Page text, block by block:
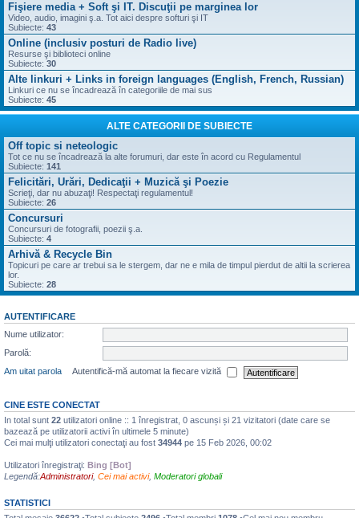
Fişiere media + Soft şi IT. Discuţii pe marginea lor
Video, audio, imagini ş.a. Tot aici despre softuri şi IT
Subiecte: 43
Online (inclusiv posturi de Radio live)
Resurse şi biblioteci online
Subiecte: 30
Alte linkuri + Links in foreign languages (English, French, Russian)
Linkuri ce nu se încadrează în categoriile de mai sus
Subiecte: 45
ALTE CATEGORII DE SUBIECTE
Off topic si neteologic
Tot ce nu se încadrează la alte forumuri, dar este în acord cu Regulamentul
Subiecte: 141
Felicitări, Urări, Dedicaţii + Muzică şi Poezie
Scrieţi, dar nu abuzaţi! Respectaţi regulamentul!
Subiecte: 26
Concursuri
Concursuri de fotografii, poezii ş.a.
Subiecte: 4
Arhivă & Recycle Bin
Topicuri pe care ar trebui sa le stergem, dar ne e mila de timpul pierdut de altii la scrierea
lor.
Subiecte: 28
AUTENTIFICARE
Nume utilizator:
Parolă:
Am uitat parola
Autentifică-mă automat la fiecare vizită
CINE ESTE CONECTAT
In total sunt 22 utilizatori online :: 1 înregistrat, 0 ascunși și 21 vizitatori (date care se
bazează pe utilizatorii activi în ultimele 5 minute)
Cei mai mulţi utilizatori conectaţi au fost 34944 pe 15 Feb 2026, 00:02
Utilizatori înregistraţi: Bing [Bot]
Legendă:Administratori, Cei mai activi, Moderatori globali
STATISTICI